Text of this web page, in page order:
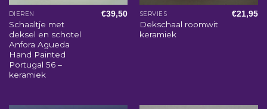
DIEREN
Schaaltje met
deksel en schotel
Anfora Agueda
Hand Painted
Portugal 56 –
keramiek
€39,50 SERVIES
Dekschaal roomwit
keramiek
€21,95